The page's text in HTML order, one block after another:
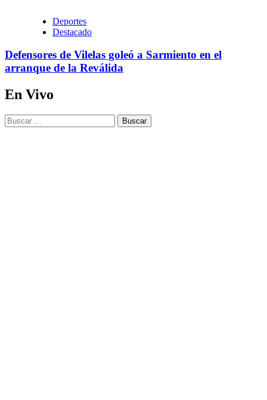
Deportes
Destacado
Defensores de Vilelas goleó a Sarmiento en el
arranque de la Reválida
En Vivo
Buscar: